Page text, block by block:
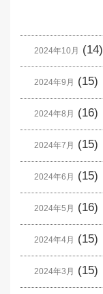
2024年10月 (14)
2024年9月 (15)
2024年8月 (16)
2024年7月 (15)
2024年6月 (15)
2024年5月 (16)
2024年4月 (15)
2024年3月 (15)